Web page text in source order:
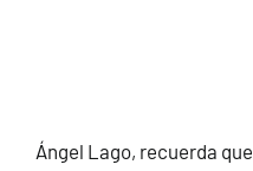
Ángel Lago, recuerda